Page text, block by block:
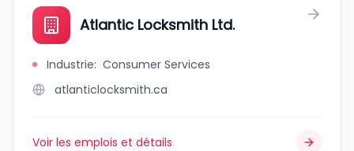
Atlantic Locksmith Ltd.
Industrie: Consumer Services
atlanticlocksmith.ca
Voir les emplois et détails